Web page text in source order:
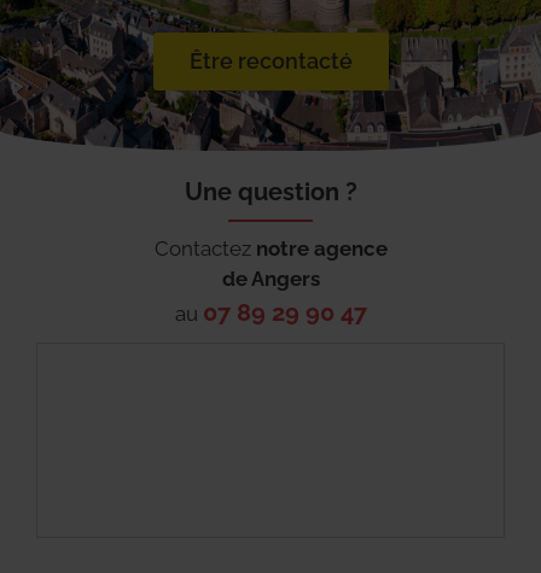
Être recontacté
Une question ?
Contactez notre agence
deAngers
au 07 89 29 90 47